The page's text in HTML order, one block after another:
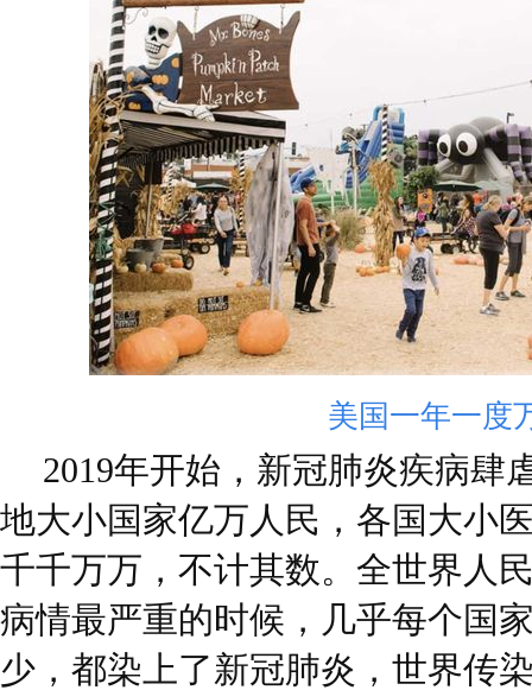
美国一年一度
2019年开始，新冠肺炎疾病肆
地大小国家亿万人民，各国大小
千千万万，不计其数。全世界人
病情最严重的时候，几乎每个国
少，都染上了新冠肺炎，世界传